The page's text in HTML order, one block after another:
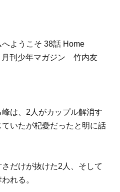
は、2人がカップル解消す
いたが杞憂だったと明に話
だけが抜けた2人、そして
れる。